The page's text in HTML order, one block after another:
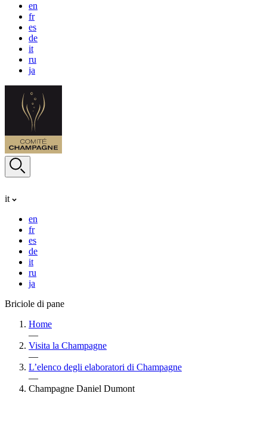
en
fr
es
de
it
ru
ja
it
en
fr
es
de
it
ru
ja
Briciole di pane
Home
—
Visita la Champagne
—
L’elenco degli elaboratori di Champagne
—
Champagne Daniel Dumont